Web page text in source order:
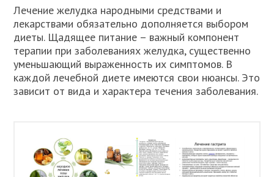
Лечение желудка народными средствами и
лекарствами обязательно дополняется выбором
диеты. Щадящее питание – важный компонент
терапии при заболеваниях желудка, существенно
уменьшающий выраженность их симптомов. В
каждой лечебной диете имеются свои нюансы. Это
зависит от вида и характера течения заболевания.